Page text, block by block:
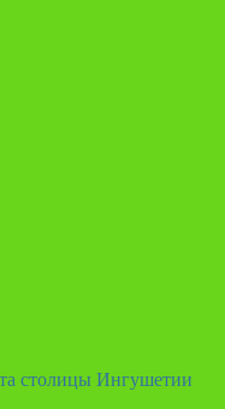
столицы Ингушетии